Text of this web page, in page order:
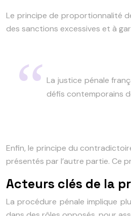
Le principe de proportionnalité
des sanctions excessives et à
La justice pénale
défis contemporains
Enfin, le principe du
présentés par l’autre partie. Ce
Acteurs clés de la
La procédure pénale implique